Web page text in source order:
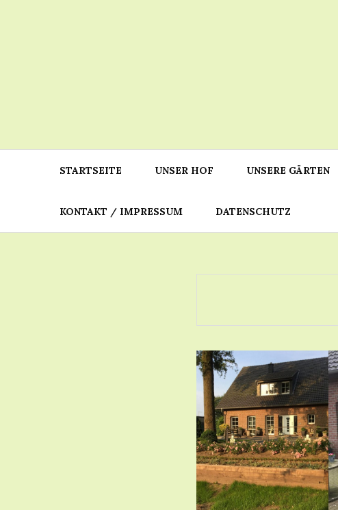
STARTSEITE UNSER HOF UNSERE GÄRTEN
KONTAKT / IMPRESSUM DATENSCHUTZ